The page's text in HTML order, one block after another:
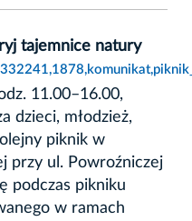
tajemnice natury
11.00–16.00,
dzieci, młodzież,
piknik w
przy ul. Powroźniczej
podczas pikniku
w ramach